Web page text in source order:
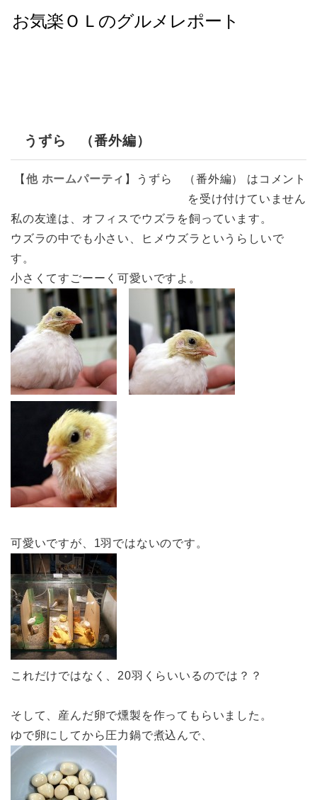
うずら （番外編）
【 他 ホームパーティ 】 うずら （番外編） は コメント
を受け付けていません
私の友達は、オフィスでウズラを飼っています。
ウズラの中でも小さい、ヒメウズラというらしいで
す。
小さくてすごーーく可愛いですよ。
可愛いですが、1羽ではないのです。
これだけではなく、20羽くらいいるのでは？？
そして、産んだ卵で燻製を作ってもらいました。
ゆで卵にしてから圧力鍋で煮込んで、